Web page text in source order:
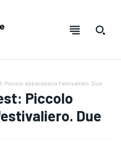
Piccolo abbecedario festivaliero. Due
Piccolo
Due